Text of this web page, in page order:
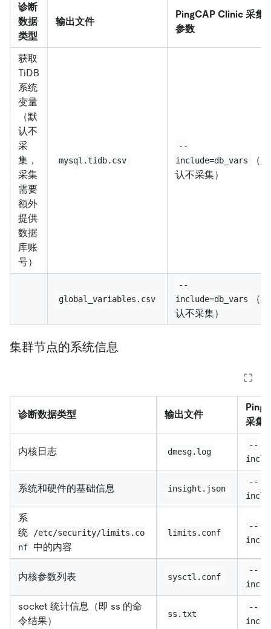
诊断
数据
类型
输出文件
PingCAP Clinic 采集
参数
获取
TiDB
系统
变量
（默
认不
采
集，
采集
需要
额外
提供
数据
库账
号）
mysql.tidb.csv
--
include=db_vars
（默
认不采集）
global_variables.csv
--
include=db_vars
（默
认不采集）
集群节点的系统信息
诊断数据类型 输出文件
采集
内核日志 dmesg.log
--
系统和硬件的基础信息 insight.json
--
系
统
/etc/security/limits.co
nf 中的内容
limits.conf
--
内核参数列表 sysctl.conf
--
socket 统计信息（即 ss 的命
令结果）
ss.txt
--